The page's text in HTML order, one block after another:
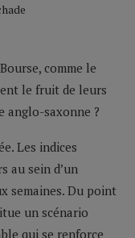
comme le
le fruit de leurs
anglo-saxonne ?
Les indices
au sein d’un
semaines. Du point
un scénario
qui se renforce